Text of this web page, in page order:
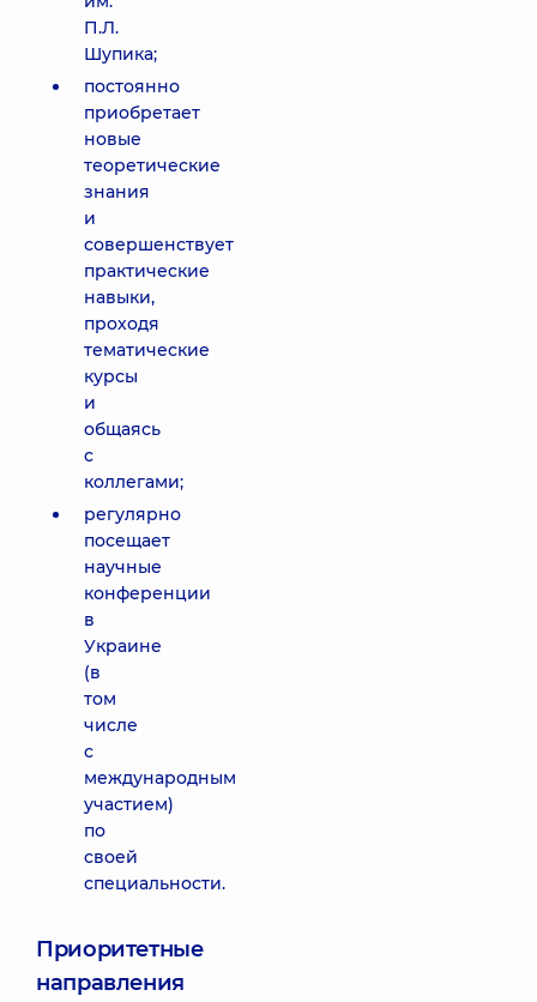
П.Л.
Шупика;
постоянно
приобретает
новые
теоретические
знания
и
совершенствует
практические
навыки,
проходя
тематические
курсы
и
общаясь
с
коллегами;
регулярно
посещает
научные
конференции
в
Украине
(в
том
числе
с
международным
участием)
по
своей
специальности.
Приоритетные
направления